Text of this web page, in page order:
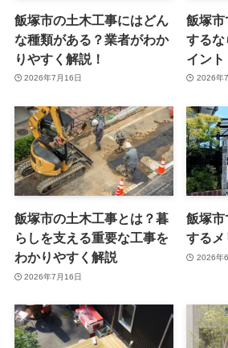
飯塚市の土木工事にはどん
な種類がある？業者がわか
りやすく解説！
2026年7月16日
飯塚市
するな
イント
2026年
飯塚市の土木工事とは？暮
らしを支える重要な工事を
わかりやすく解説
2026年7月16日
飯塚市
するメ
2026年